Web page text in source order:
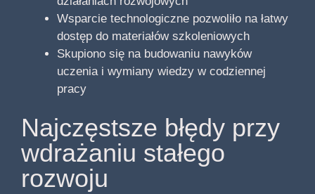
Wsparcie technologiczne pozwoliło na łatwy
dostęp do materiałów szkoleniowych
Skupiono się na budowaniu nawyków
uczenia i wymiany wiedzy w codziennej
pracy
Najczęstsze błędy przy
wdrażaniu stałego
rozwoju